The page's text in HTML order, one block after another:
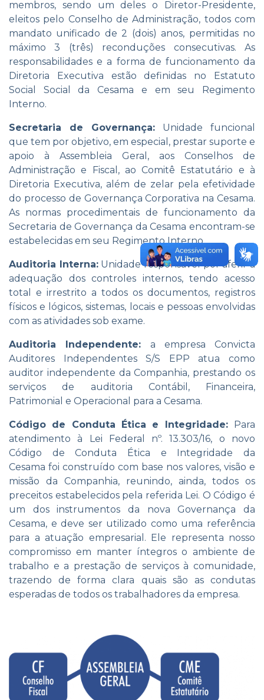
membros, sendo um deles o Diretor-Presidente,
eleitos pelo Conselho de Administração, todos com
mandato unificado de 2 (dois) anos, permitidas no
máximo 3 (três) reconduções consecutivas. As
responsabilidades e a forma de funcionamento da
Diretoria Executiva estão definidas no Estatuto
Social Social da Cesama e em seu Regimento
Interno.
Secretaria de Governança: Unidade funcional
que tem por objetivo, em especial, prestar suporte e
apoio à Assembleia Geral, aos Conselhos de
Administração e Fiscal, ao Comitê Estatutário e à
Diretoria Executiva, além de zelar pela efetividade
do processo de Governança Corporativa na Cesama.
As normas procedimentais de funcionamento da
Secretaria de Governança da Cesama encontram-se
estabelecidas em seu Regimento Interno.
Auditoria Interna:Unidade responsável por aferir a
adequação dos controles internos, tendo acesso
total e irrestrito a todos os documentos, registros
físicos e lógicos, sistemas, locais e pessoas envolvidas
com as atividades sob exame.
Auditoria Independente: a empresa Convicta
Auditores Independentes S/S EPP atua como
auditor independente da Companhia, prestando os
serviços de auditoria Contábil, Financeira,
Patrimonial e Operacional para a Cesama.
Código de Conduta Ética e Integridade: Para
atendimento à Lei Federal nº. 13.303/16, o novo
Código de Conduta Ética e Integridade da
Cesama foi construído com base nos valores, visão e
missão da Companhia, reunindo, ainda, todos os
preceitos estabelecidos pela referida Lei. O Código é
um dos instrumentos da nova Governança da
Cesama, e deve ser utilizado como uma referência
para a atuação empresarial. Ele representa nosso
compromisso em manter íntegros o ambiente de
trabalho e a prestação de serviços à comunidade,
trazendo de forma clara quais são as condutas
esperadas de todos os trabalhadores da empresa.